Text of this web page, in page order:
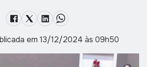
em 13/12/2024 às 09h50